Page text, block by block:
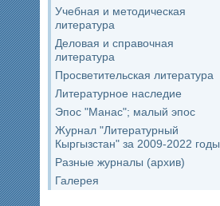
Учебная и методическая
литература
Деловая и справочная
литература
Просветительская литература
Литературное наследие
Эпос "Манас"; малый эпос
Журнал "Литературный
Кыргызстан" за 2009-2022 годы
Разные журналы (архив)
Галерея